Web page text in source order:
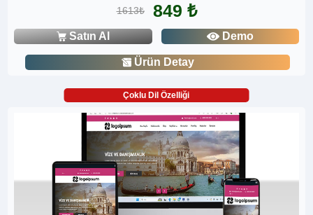
1613₺ 849 ₺
Satın Al Demo
Ürün Detay
Çoklu Dil Özelliği